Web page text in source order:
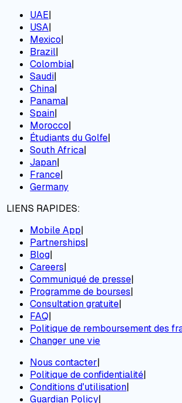
UAE|
USA|
Mexico|
Brazil|
Colombia|
Saudi|
China|
Panama|
Spain|
Morocco|
Étudiants du Golfe|
South Africa|
Japan|
France|
Germany
LIENS RAPIDES:
Mobile App|
Partnerships|
Blog|
Careers|
Communiqué de presse|
Programme de bourses|
Consultation gratuite|
FAQ|
Politique de remboursement des
Changer une vie
Nous contacter|
Politique de confidentialité|
Conditions d'utilisation|
Guardian Policy|